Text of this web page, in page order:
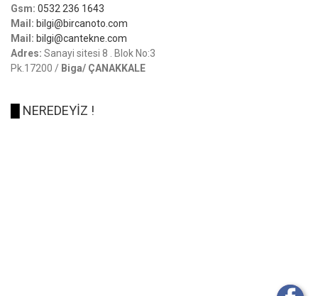
Gsm: 0532 236 1643
Mail: bilgi@bircanoto.com
Mail: bilgi@cantekne.com
Adres: Sanayi sitesi 8 . Blok No:3
Pk.17200 / Biga/ ÇANAKKALE
NEREDEYİZ !